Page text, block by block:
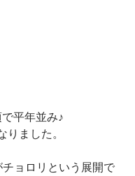
平年並み♪
ました。
ョロリという展開で